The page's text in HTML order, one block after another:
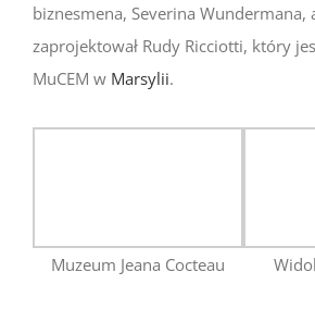
biznesmena, Severina Wundermana,
zaprojektował Rudy Ricciotti, który
MuCEM w Marsylii.
Muzeum Jeana Cocteau